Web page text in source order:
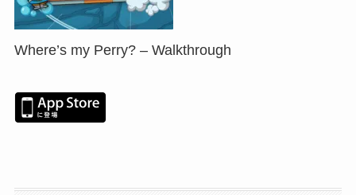
Where’s my Perry? – Walkthrough